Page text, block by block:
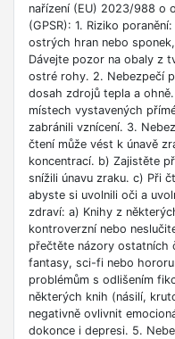
nařízení (EU) 2023/988 o
(GPSR): 1. Riziko
ostrých hran nebo
Dávejte pozor na obaly z
ostré rohy. 2. Nebezpečí
dosah zdrojů tepla a
místech vystavených
zabránili vznícení. 3.
čtení může vést k únavě
koncentrací. b) Zajistěte
snížili únavu zraku. c) Při
abyste si uvolnili oči a
zdraví: a) Knihy z
kontroverzní nebo
přečtěte názory ostatních
fantasy, sci-fi nebo
problémům s odlišením
některých knih (násilí,
negativně ovlivnit
dokonce i depresi. 5.